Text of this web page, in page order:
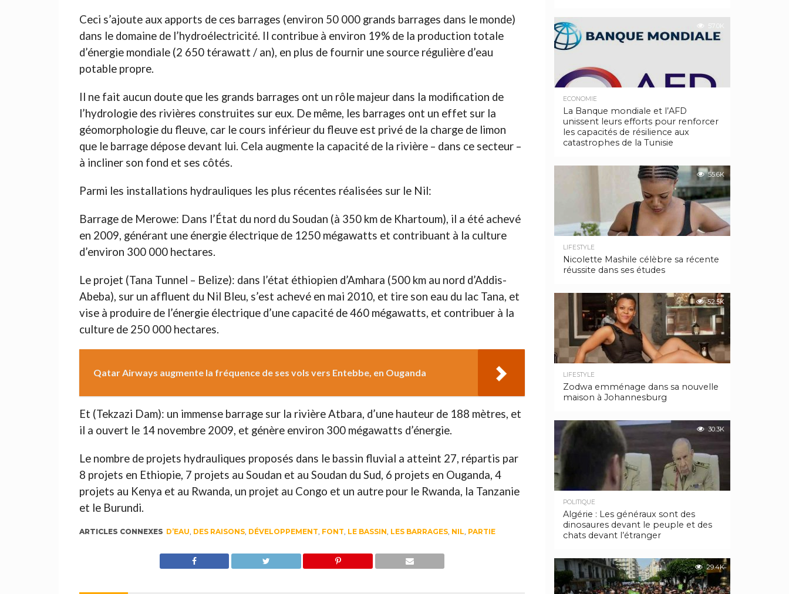
Ceci s’ajoute aux apports de ces barrages (environ 50 000 grands barrages dans le monde)
dans le domaine de l’hydroélectricité. Il contribue à environ 19% de la production totale
d’énergie mondiale (2 650 térawatt / an), en plus de fournir une source régulière d’eau
potable propre.
Il ne fait aucun doute que les grands barrages ont un rôle majeur dans la modification de
l’hydrologie des rivières construites sur eux. De même, les barrages ont un effet sur la
géomorphologie du fleuve, car le cours inférieur du fleuve est privé de la charge de limon
que le barrage dépose devant lui. Cela augmente la capacité de la rivière – dans ce secteur –
à incliner son fond et ses côtés.
Parmi les installations hydrauliques les plus récentes réalisées sur le Nil:
Barrage de Merowe: Dans l’État du nord du Soudan (à 350 km de Khartoum), il a été achevé
en 2009, générant une énergie électrique de 1250 mégawatts et contribuant à la culture
d’environ 300 000 hectares.
Le projet (Tana Tunnel – Belize): dans l’état éthiopien d’Amhara (500 km au nord d’Addis-
Abeba), sur un affluent du Nil Bleu, s’est achevé en mai 2010, et tire son eau du lac Tana, et
vise à produire de l’énergie électrique d’une capacité de 460 mégawatts, et contribuer à la
culture de 250 000 hectares.
Qatar Airways augmente la fréquence de ses vols vers Entebbe, en Ouganda
Et (Tekzazi Dam): un immense barrage sur la rivière Atbara, d’une hauteur de 188 mètres, et
il a ouvert le 14 novembre 2009, et génère environ 300 mégawatts d’énergie.
Le nombre de projets hydrauliques proposés dans le bassin fluvial a atteint 27, répartis par
8 projets en Ethiopie, 7 projets au Soudan et au Soudan du Sud, 6 projets en Ouganda, 4
projets au Kenya et au Rwanda, un projet au Congo et un autre pour le Rwanda, la Tanzanie
et le Burundi.
ARTICLES CONNEXES D’EAU, DES RAISONS, DÉVELOPPEMENT, FONT, LE BASSIN, LES BARRAGES, NIL, PARTIE
57.0K
ECONOMIE
La Banque mondiale et l’AFD
unissent leurs efforts pour renforcer
les capacités de résilience aux
catastrophes de la Tunisie
55.6K
LIFESTYLE
Nicolette Mashile célèbre sa récente
réussite dans ses études
52.5K
LIFESTYLE
Zodwa emménage dans sa nouvelle
maison à Johannesburg
30.3K
POLITIQUE
Algérie : Les généraux sont des
dinosaures devant le peuple et des
chats devant l’étranger
29.4K